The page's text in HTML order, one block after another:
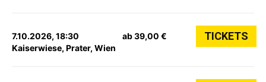
7.10.2026, 18:30
Kaiserwiese, Prater, Wien
ab 39,00 € TICKETS